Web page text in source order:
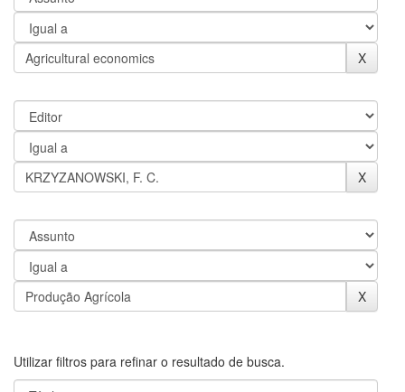
Utilizar filtros para refinar o resultado de busca.